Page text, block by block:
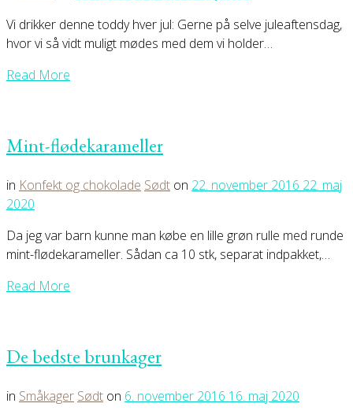
Vi drikker denne toddy hver jul: Gerne på selve juleaftensdag,
hvor vi så vidt muligt mødes med dem vi holder…
Read More
Mint-flødekarameller
in Konfekt og chokolade Sødt on 22. november 2016 22. maj
2020
Da jeg var barn kunne man købe en lille grøn rulle med runde
mint-flødekarameller. Sådan ca 10 stk, separat indpakket,…
Read More
De bedste brunkager
in Småkager Sødt on 6. november 2016 16. maj 2020